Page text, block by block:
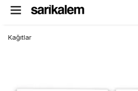
Kağıtlar